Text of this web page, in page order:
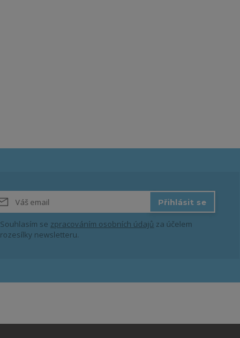
Přihlásit se
Souhlasím se zpracováním osobních údajů za účelem
rozesílky newsletteru.